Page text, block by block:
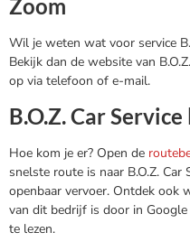
Zoom
Wil je weten wat voor service
Bekijk dan de website van
op via telefoon of e-mail.
B.O.Z. Car
Hoe kom je er? Open de
snelste route is naar B.O.Z.
openbaar vervoer. Ontdek ook
van dit bedrijf is door in Google
te lezen.